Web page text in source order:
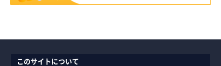
このサイトについて